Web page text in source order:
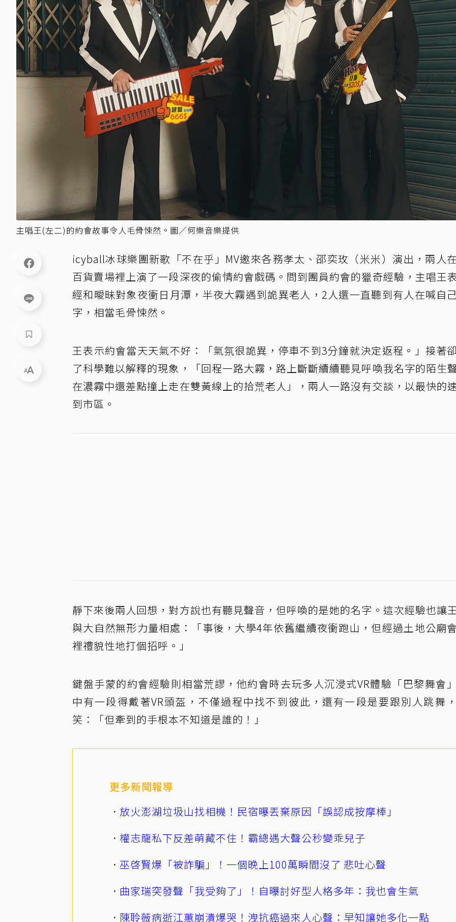
主唱王(左二)的約會故事令人毛骨悚然。圖／何樂音樂提供
icyball冰球樂團新歌「不在乎」MV邀來各務孝太、邵奕玫（米米）演出，兩人
百貨賣場裡上演了一段深夜的偷情約會戲碼。問到團員約會的獵奇經驗，主唱王
經和曖昧對象夜衝日月潭，半夜大霧遇到詭異老人，2人還一直聽到有人在喊自
字，相當毛骨悚然。
王表示約會當天天氣不好：「氣氛很詭異，停車不到3分鐘就決定返程。」接著
了科學難以解釋的現象，「回程一路大霧，路上斷斷續續聽見呼喚我名字的陌生
在濃霧中還差點撞上走在雙黃線上的拾荒老人」，兩人一路沒有交談，以最快的
到市區。
靜下來後兩人回想，對方說也有聽見聲音，但呼喚的是她的名字。這次經驗也讓
與大自然無形力量相處：「事後，大學4年依舊繼續夜衝跑山，但經過土地公廟
裡禮貌性地打個招呼。」
鍵盤手蒙的約會經驗則相當荒謬，他約會時去玩多人沉浸式VR體驗「巴黎舞會
中有一段得戴著VR頭盔，不僅過程中找不到彼此，還有一段是要跟別人跳舞
笑：「但牽到的手根本不知道是誰的！」
更多新聞報導
放火澎湖垃圾山找相機！民宿曝丟棄原因「誤認成按摩棒」
權志龍私下反差萌藏不住！霸總遇大聲公秒變乖兒子
巫啓賢爆「被詐騙」！一個晚上100萬瞬間沒了 悲吐心聲
曲家瑞突發聲「我受夠了」！自曝討好型人格多年：我也會生氣
陳聆薇病逝江蕙崩潰爆哭！洩抗癌過來人心聲：早知讓她多化一點